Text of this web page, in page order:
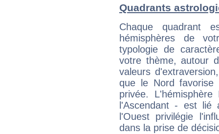
Quadrants
Chaque quadrant
hémisphères de
typologie de
votre thème, autour
valeurs
que le Nord favorise
privée.
l'Ascendant - est
l'Ouest privilégie
dans la prise de